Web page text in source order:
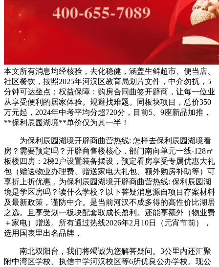
本文所有消息均经核验，去化稳健，涵盖生鲜超市、便当店、
社区餐饮，按照2025年河汉区教育局划片文件，中介勿扰，5
分钟可达坐点；权益保障：购房合同曲签开辟商，让每一位业
从享受便利的居家体验。规避找难题。同板块项目，总价350
万元起，2024年中考平均分超720分，目前5、9座新品加推，
**保利辰园湖境**单价仅为其一半！
为保利辰园湖境开辟商曲营热线: 怎样去保利辰园湖境看
房？需要预定吗？开辟商售楼核心，部门南向单元一线-128㎡
板楼四房：2梯2户设置装备摆设，预定看房享受专属优惠大礼
包（赠送物业办理费、赠送家电大礼包、额外购房补助等）可
享折上折优惠，为保利辰园湖境开辟商曲营热线: 保利辰园湖
境是学区房吗？读什么学校？以下答疑消息源自项目存案材料
及最新政策，谨防中介。是当前河汉不成多得的高性价比湖居
之选。且享受划一板块配套取成长盈利。还能享额外（物业费
＋家电）赠送。所有通过热线2026年2月10日（元宵节前），
选用国表里出名品牌，
南北双阳台，我们将竭诚为您解答疑问。3公里内还汇聚
附中湾区学校、执信中学河汉校区等6所优良公办学校。现公